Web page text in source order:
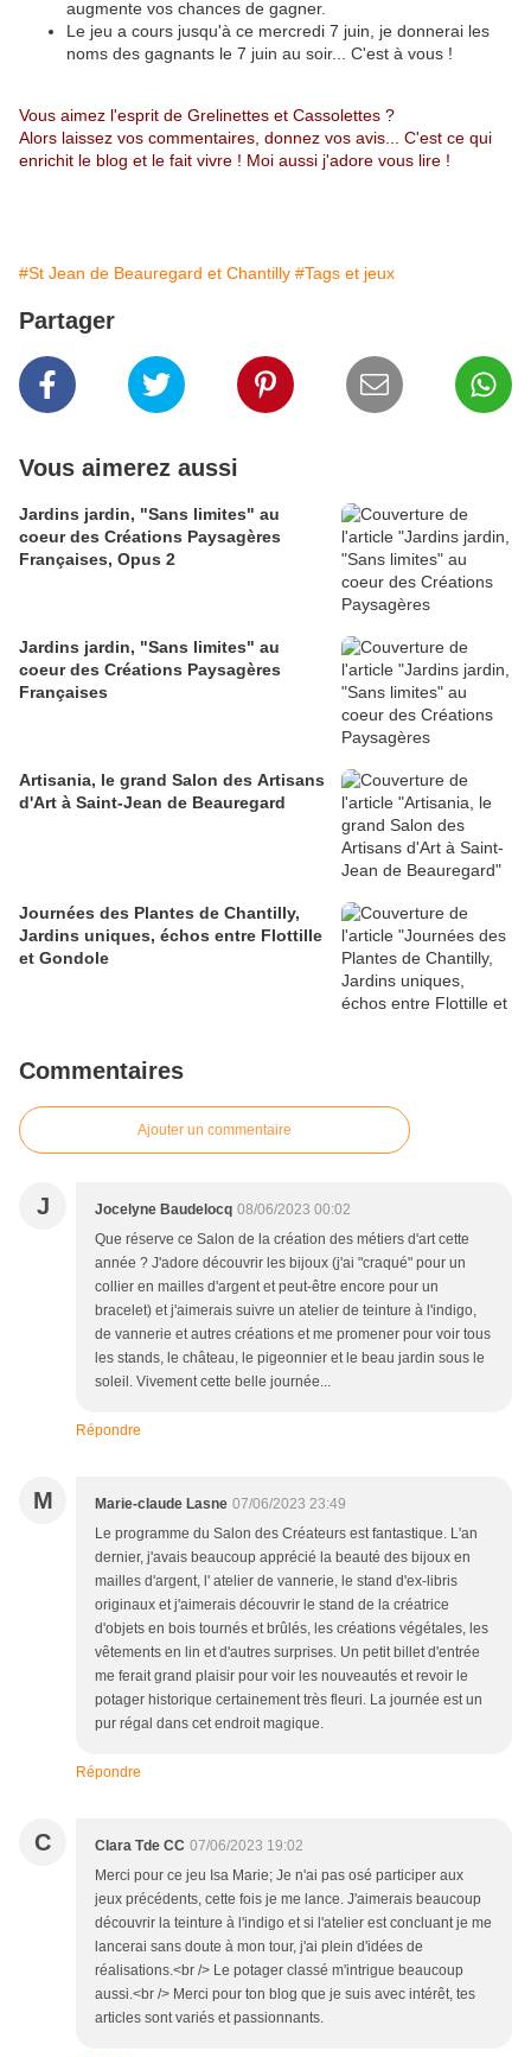
augmente vos chances de gagner.
Le jeu a cours jusqu'à ce mercredi 7 juin, je donnerai les
noms des gagnants le 7 juin au soir... C'est à vous !
Vous aimez l'esprit de Grelinettes et Cassolettes ?
Alors laissez vos commentaires, donnez vos avis... C'est ce qui
enrichit le blog et le fait vivre ! Moi aussi j'adore vous lire !
#St Jean de Beauregard et Chantilly #Tags et jeux
Partager
Vous aimerez aussi
Jardins jardin, "Sans limites" au
coeur des Créations Paysagères
Françaises, Opus 2
Jardins jardin, "Sans limites" au
coeur des Créations Paysagères
Françaises
Artisania, le grand Salon des Artisans
d'Art à Saint-Jean de Beauregard
Journées des Plantes de Chantilly,
Jardins uniques, échos entre Flottille
et Gondole
Commentaires
Ajouter un commentaire
J Jocelyne Baudelocq 08/06/2023 00:02
Que réserve ce Salon de la création des métiers d'art cette
année ? J'adore découvrir les bijoux (j'ai "craqué" pour un
collier en mailles d'argent et peut-être encore pour un
bracelet) et j'aimerais suivre un atelier de teinture à l'indigo,
de vannerie et autres créations et me promener pour voir tous
les stands, le château, le pigeonnier et le beau jardin sous le
soleil. Vivement cette belle journée...
Répondre
M Marie-claude Lasne 07/06/2023 23:49
Le programme du Salon des Créateurs est fantastique. L'an
dernier, j'avais beaucoup apprécié la beauté des bijoux en
mailles d'argent, l' atelier de vannerie, le stand d'ex-libris
originaux et j'aimerais découvrir le stand de la créatrice
d'objets en bois tournés et brûlés, les créations végétales, les
vêtements en lin et d'autres surprises. Un petit billet d'entrée
me ferait grand plaisir pour voir les nouveautés et revoir le
potager historique certainement très fleuri. La journée est un
pur régal dans cet endroit magique.
Répondre
C Clara Tde CC 07/06/2023 19:02
Merci pour ce jeu Isa Marie; Je n'ai pas osé participer aux
jeux précédents, cette fois je me lance. J'aimerais beaucoup
découvrir la teinture à l'indigo et si l'atelier est concluant je me
lancerai sans doute à mon tour, j'ai plein d'idées de
réalisations.<br /> Le potager classé m'intrigue beaucoup
aussi.<br /> Merci pour ton blog que je suis avec intérêt, tes
articles sont variés et passionnants.